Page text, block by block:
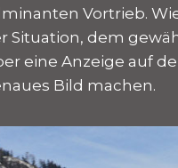
Vortrieb.
Situation, dem
eine Anzeige auf
Bild machen.